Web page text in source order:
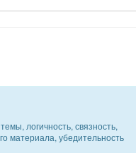
логичность, связность,
материала, убедительность